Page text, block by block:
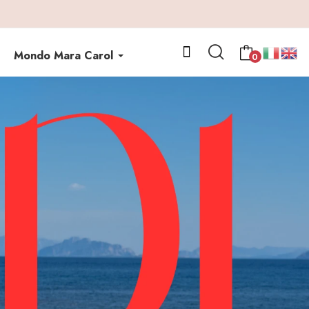
Mondo Mara Carol 0